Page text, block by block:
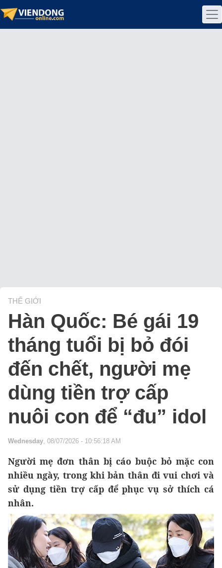
THẾ GIỚI
Hàn Quốc: Bé gái 19
tháng tuổi bị bỏ đói
đến chết, người mẹ
dùng tiền trợ cấp
nuôi con để “đu” idol
Wednesday, 08/07/2026 - 10:56:18 AM
Người mẹ đơn thân bị cáo buộc bỏ mặc con
nhiều ngày, trong khi bản thân đi vui chơi và
sử dụng tiền trợ cấp để phục vụ sở thích cá
nhân.